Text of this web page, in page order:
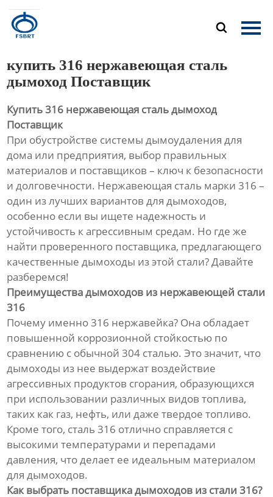

Главная
Новости
Контакты
купить 316 нержавеющая сталь
дымоход Поставщик
Купить 316 нержавеющая сталь дымоход
Поставщик
При обустройстве системы дымоудаления для
дома или предприятия, выбор правильных
материалов и поставщиков – ключ к безопасности
и долговечности. Нержавеющая сталь марки 316 –
один из лучших вариантов для дымоходов,
особенно если вы ищете надежность и
устойчивость к агрессивным средам. Но где же
найти проверенного поставщика, предлагающего
качественные дымоходы из этой стали? Давайте
разберемся!
Преимущества дымоходов из нержавеющей стали
316
Почему именно 316 нержавейка? Она обладает
повышенной коррозионной стойкостью по
сравнению с обычной 304 сталью. Это значит, что
дымоходы из нее выдержат воздействие
агрессивных продуктов сгорания, образующихся
при использовании различных видов топлива,
таких как газ, нефть, или даже твердое топливо.
Кроме того, сталь 316 отлично справляется с
высокими температурами и перепадами
давления, что делает ее идеальным материалом
для дымоходов.
Как выбрать поставщика дымоходов из стали 316?